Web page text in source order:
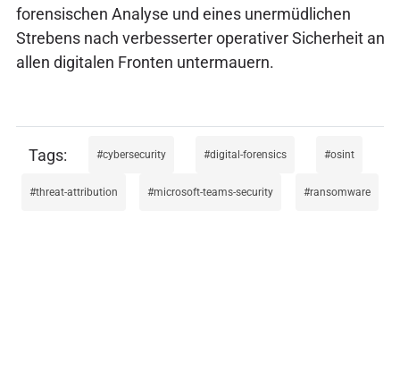
forensischen Analyse und eines unermüdlichen
Strebens nach verbesserter operativer Sicherheit an
allen digitalen Fronten untermauern.
cybersecurity digital-forensics osint
threat-attribution microsoft-teams-security ransomware